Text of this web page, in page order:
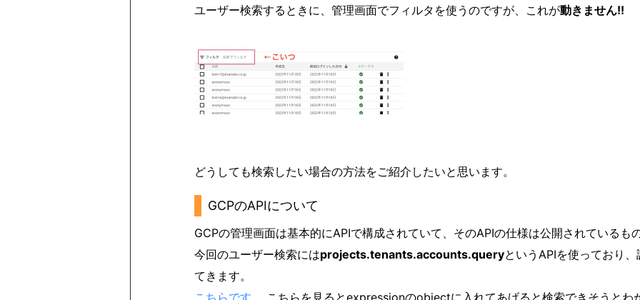
ユーザー検索するときに、管理画面でフィルタを使うのですが、これが動きません!!
どうしても検索したい場合の方法をご紹介したいと思います。
GCPのAPIについて
GCPの管理画面は基本的にAPIで構成されていて、そのAPIの仕様は公開されているも
今回のユーザー検索にはprojects.tenants.accounts.queryというAPIを使っており
てきます。